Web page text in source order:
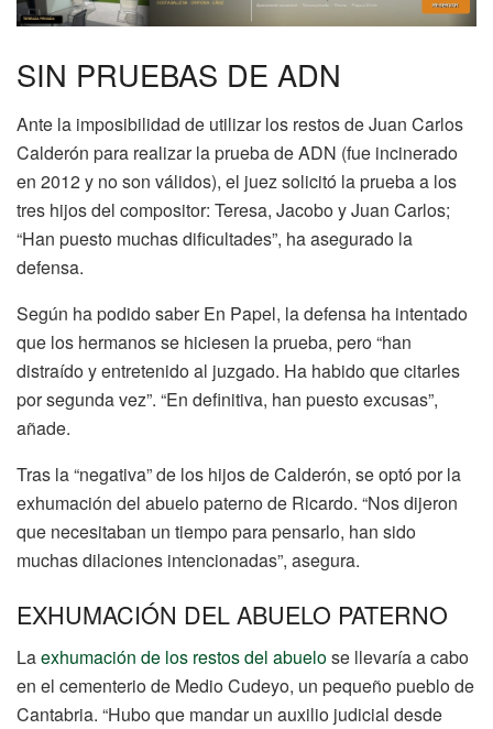
SIN PRUEBAS DE ADN
Ante la imposibilidad de utilizar los restos de Juan Carlos
Calderón para realizar la prueba de ADN (fue incinerado
en 2012 y no son válidos), el juez solicitó la prueba a los
tres hijos del compositor: Teresa, Jacobo y Juan Carlos;
“Han puesto muchas dificultades”, ha asegurado la
defensa.
Según ha podido saber En Papel, la defensa ha intentado
que los hermanos se hiciesen la prueba, pero “han
distraído y entretenido al juzgado. Ha habido que citarles
por segunda vez”. “En definitiva, han puesto excusas”,
añade.
Tras la “negativa” de los hijos de Calderón, se optó por la
exhumación del abuelo paterno de Ricardo. “Nos dijeron
que necesitaban un tiempo para pensarlo, han sido
muchas dilaciones intencionadas”, asegura.
EXHUMACIÓN DEL ABUELO PATERNO
Laexhumación de los restos del abuelose llevaría a cabo
en el cementerio de Medio Cudeyo, un pequeño pueblo de
Cantabria. “Hubo que mandar un auxilio judicial desde